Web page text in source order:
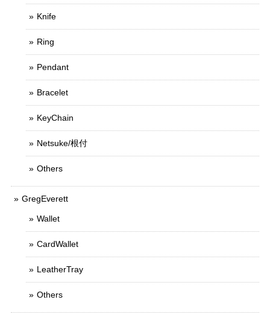
Knife
Ring
Pendant
Bracelet
KeyChain
Netsuke/根付
Others
GregEverett
Wallet
CardWallet
LeatherTray
Others